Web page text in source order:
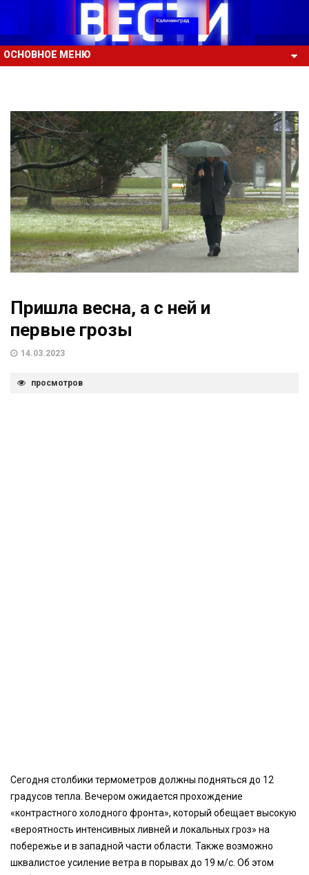
ОСНОВНОЕ МЕНЮ
Пришла весна, а с ней и
первые грозы
14.03.2023
просмотров
Сегодня столбики термометров должны подняться до 12
градусов тепла. Вечером ожидается прохождение
«контрастного холодного фронта», который обещает высокую
«вероятность интенсивных ливней и локальных гроз» на
побережье и в западной части области. Также возможно
шквалистое усиление ветра в порывах до 19 м/с. Об этом